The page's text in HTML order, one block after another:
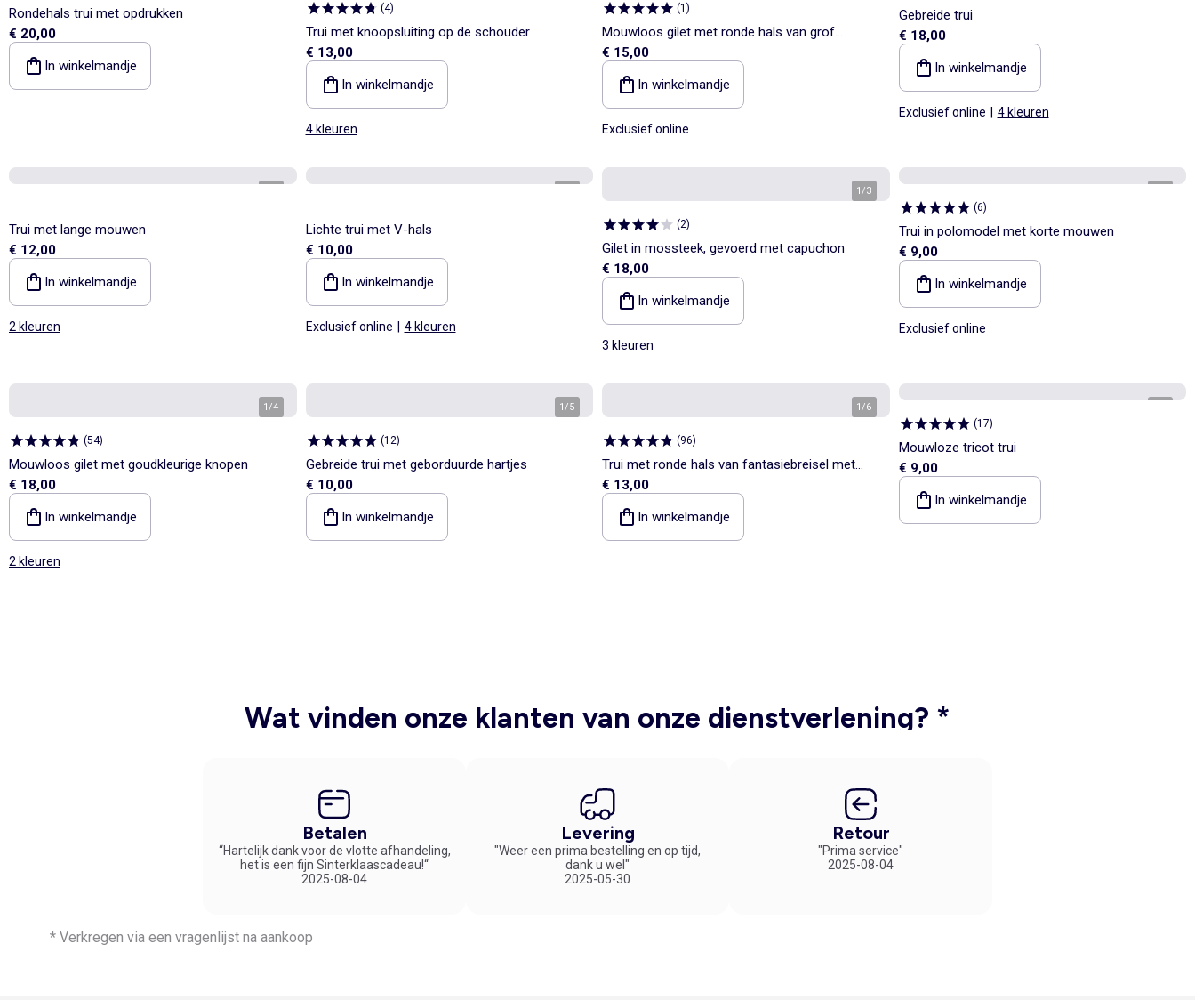
Rondehals trui met opdrukken
€ 20,00
In winkelmandje
(4)
Trui met knoopsluiting op de schouder
€ 13,00
In winkelmandje
4 kleuren
(1 )
Mouwloos gilet met ronde hals van grof
gebreid
€ 15,00
In winkelmandje
Exclusief online
Gebreide trui
€ 18,00
In winkelmandje
Exclusief online 4 kleuren
Trui met lange mouwen
€ 12,00
In winkelmandje
2 kleuren
Lichte trui met V-hals
€ 10,00
In winkelmandje
Exclusief online 4 kleuren
1/3
(2)
Gilet in mossteek, gevoerd met capuchon
€ 18,00
In winkelmandje
3 kleuren
(6)
Trui in polomodel met korte mouwen
€ 9,00
In winkelmandje
Exclusief online
1/4
(54)
Mouwloos gilet met goudkleurige knopen
€ 18,00
In winkelmandje
2 kleuren
1/5
(12)
Gebreide trui met geborduurde hartjes
€ 10,00
In winkelmandje
1/6
(96)
Trui met ronde hals van fantasiebreisel met
opengewerkte katoenen motieven
€ 13,00
In winkelmandje
(17)
Mouwloze tricot trui
€ 9,00
In winkelmandje
Wat vinden onze klanten van onze dienstverlening? *
Betalen
“Hartelijk dank voor de vlotte afhandeling,
het is een fijn Sinterklaascadeau!“
2025-08-04
Levering
"Weer een prima bestelling en op tijd,
dank u wel"
2025-05-30
Retour
"Prima service"
2025-08-04
* Verkregen via een vragenlijst na aankoop